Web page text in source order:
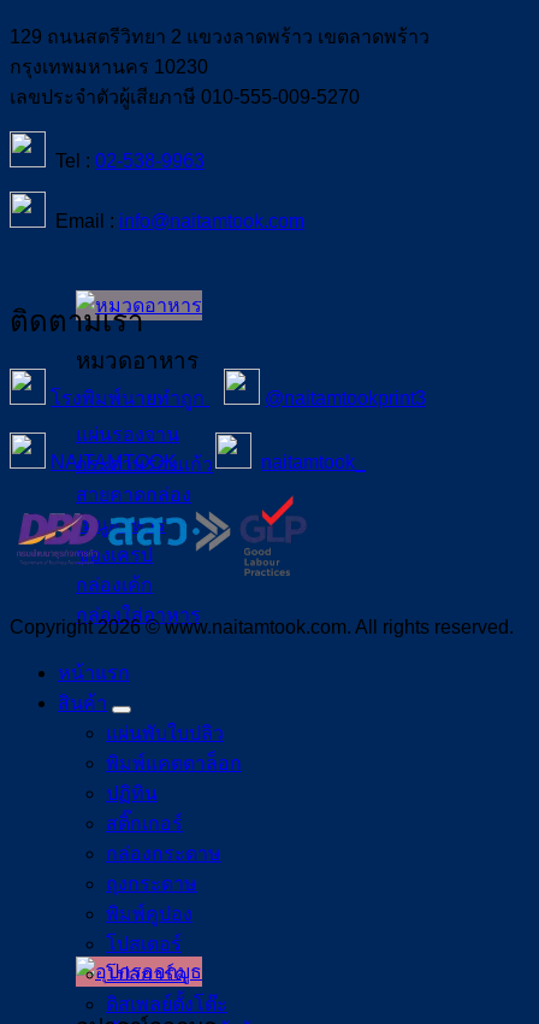
หมวดอาหาร
แผ่นรองจาน
กระดาษรองแก้ว
สายคาดกล่อง
เมนูอาหาร
ซองเครป
กล่องเค้ก
กล่องใส่อาหาร
129 ถนนสตรีวิทยา 2 แขวงลาดพร้าว เขตลาดพร้าว
กรุงเทพมหานคร 10230
เลขประจำตัวผู้เสียภาษี 010-555-009-5270
Tel : 02-538-9963
Email : info@naitamtook.com
ติดตามเรา
โรงพิมพ์นายทำถูก @naitamtookprint3
NAITAMTOOK naitamtook_
Copyright 2026 © www.naitamtook.com. All rights reserved.
หน้าแรก
สินค้า
แผ่นพับใบปลิว
พิมพ์แคตตาล็อก
ปฏิทิน
สติ๊กเกอร์
กล่องกระดาษ
ถุงกระดาษ
พิมพ์คูปอง
โปสเตอร์
โปสการ์ด
ดิสเพลย์ตั้งโต๊ะ